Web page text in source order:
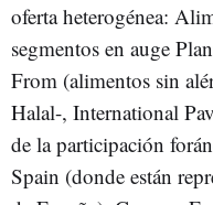
oferta heterogénea:
segmentos en auge
From (alimentos sin
Halal-, International
de la participación
Spain (donde están